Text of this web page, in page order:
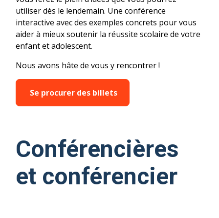
utiliser dès le lendemain. Une conférence
interactive avec des exemples concrets pour vous
aider à mieux soutenir la réussite scolaire de votre
enfant et adolescent.
Nous avons hâte de vous y rencontrer !
Se procurer des billets
Conférencières
et conférencier